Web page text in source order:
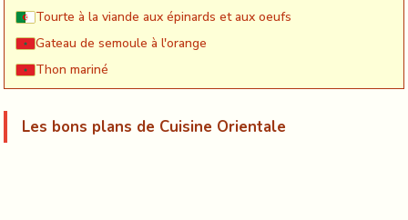
Tourte à la viande aux épinards et aux oeufs
Gateau de semoule à l'orange
Thon mariné
Les bons plans de Cuisine Orientale